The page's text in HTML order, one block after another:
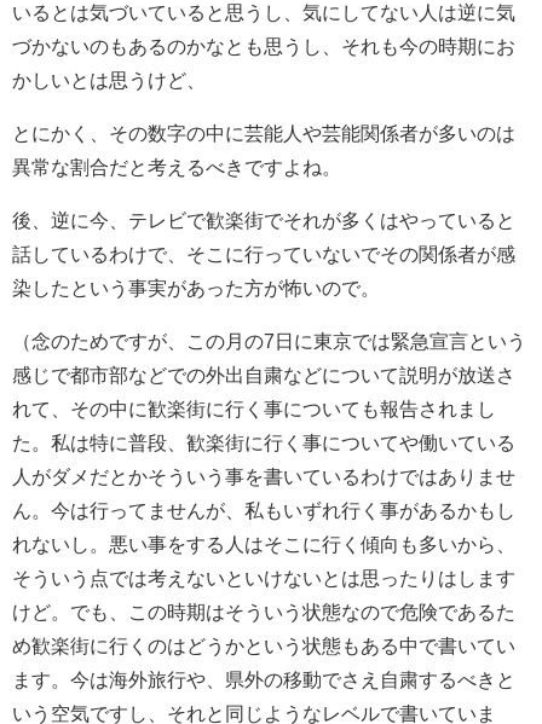
いるとは気づいていると思うし、気にしてない人は逆に気
づかないのもあるのかなとも思うし、それも今の時期にお
かしいとは思うけど、
とにかく、その数字の中に芸能人や芸能関係者が多いのは
異常な割合だと考えるべきですよね。
後、逆に今、テレビで歓楽街でそれが多くはやっていると
話しているわけで、そこに行っていないでその関係者が感
染したという事実があった方が怖いので。
（念のためですが、この月の7日に東京では緊急宣言という
感じで都市部などでの外出自粛などについて説明が放送さ
れて、その中に歓楽街に行く事についても報告されまし
た。私は特に普段、歓楽街に行く事についてや働いている
人がダメだとかそういう事を書いているわけではありませ
ん。今は行ってませんが、私もいずれ行く事があるかもし
れないし。悪い事をする人はそこに行く傾向も多いから、
そういう点では考えないといけないとは思ったりはします
けど。でも、この時期はそういう状態なので危険であるた
め歓楽街に行くのはどうかという状態もある中で書いてい
ます。今は海外旅行や、県外の移動でさえ自粛するべきと
いう空気ですし、それと同じようなレベルで書いていま